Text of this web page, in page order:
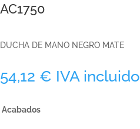
AC1750
DUCHA DE MANO NEGRO MATE
54,12 € IVA incluido
Acabados